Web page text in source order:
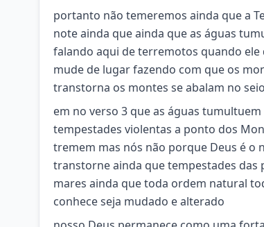
portanto não temeremos ainda que a
note ainda que ainda que as águas
falando aqui de terremotos quando ele
mude de lugar fazendo com que os
transtorna os montes se abalam no
em no verso 3 que as águas
tempestades violentas a ponto dos
tremem mas nós não porque Deus é o
transtorne ainda que tempestades das
mares ainda que toda ordem natural
conhece seja mudado e alterado